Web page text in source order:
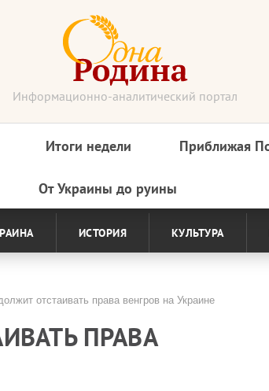
Информационно-аналитический портал
Итоги недели Приближая
От Украины до руины
ИСТОРИЯ КУЛЬТУРА
отстаивать права венгров на Украине
ПРАВА